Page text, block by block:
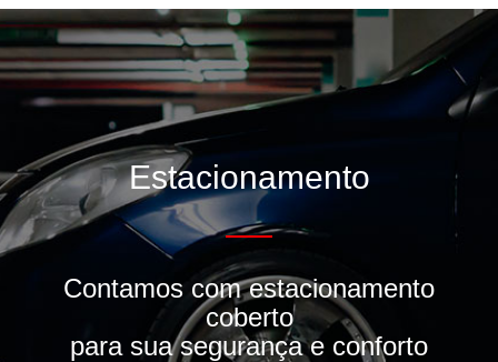
Estacionamento
Contamos com estacionamento
coberto
para sua segurança e conforto